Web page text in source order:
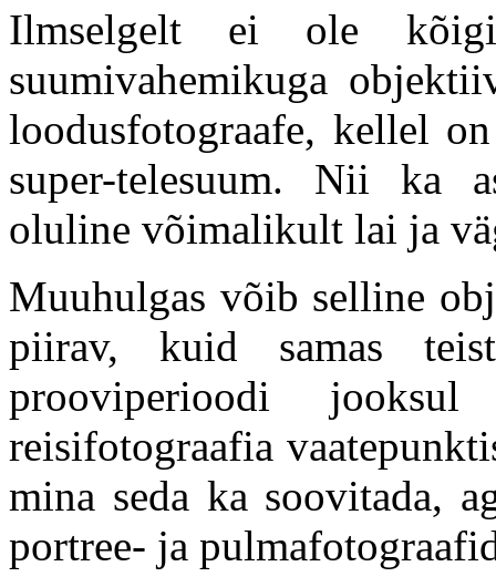
Ilmselgelt ei ole
suumivahemikuga
loodusfotograafe, kellel
super-telesuum. Nii ka
oluline võimalikult lai ja
Muuhulgas võib selline
piirav, kuid samas
prooviperioodi
reisifotograafia
mina seda ka soovitada,
portree- ja